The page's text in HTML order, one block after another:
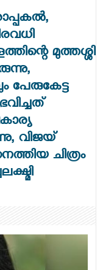
മുത്തശ്ശി
പേരുകേട്ട
വിജയ്
ചിത്രം